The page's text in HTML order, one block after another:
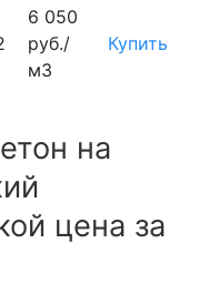
6 050
руб./
м3
Купить
на
цена за